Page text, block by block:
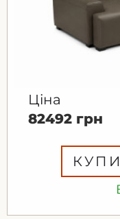
Ціна
82492 грн